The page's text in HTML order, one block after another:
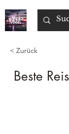
< Zurück
Beste